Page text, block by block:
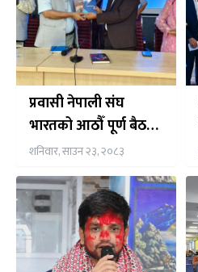
प्रवासी नेपाली संघ
भारतको आठौँ पूर्ण बैठक
तथा विस्तारित भेला नयाँ
दिल्लीमा सुरु
शनिवार, साउन २३, २०८३